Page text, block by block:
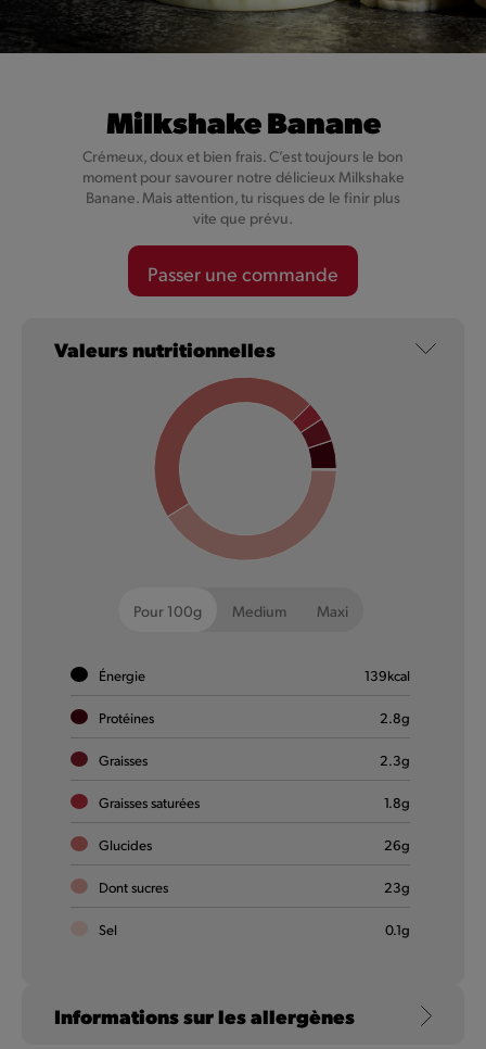
Crème de la Crème Biscoff®
délicieuse glace à l'italienne avec pâte à tartiner spéculoos
Biscoff® et avec comme garniture un crumble pour encore
plus de spéculoos Biscoff®. Prépare-toi à fondre de plaisir.
NOUVEAU
Biscoff® Donut
🇧🇪 🫡 Goûte notre Biscoff® Donut. Plaisir pur garanti.
NOUVEAU
Milkshake Banane
Crémeux, doux et bien frais. C’est toujours le bon
moment pour savourer notre délicieux Milkshake
Banane. Mais attention, tu risques de le finir plus
vite que prévu.
Passer une commande
Valeurs nutritionnelles
Pour 100g Medium Maxi
Énergie 139kcal
Protéines 2.8g
Graisses 2.3g
Graisses saturées 1.8g
Glucides 26g
Dont sucres 23g
Sel 0.1g
Informations sur les allergènes